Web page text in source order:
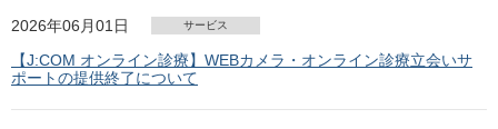
2026年06月01日 サービス
【J:COM オンライン診療】WEBカメラ・オンライン診療立会いサ
ポートの提供終了について